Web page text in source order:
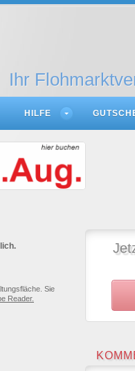
Ihr
HILFE
Sie
Reader.